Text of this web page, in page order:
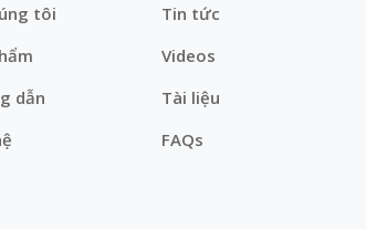
tôi
dẫn
Tin tức
Videos
Tài liệu
FAQs